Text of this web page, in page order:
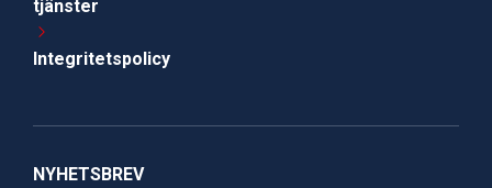
tjänster
Integritetspolicy
NYHETSBREV